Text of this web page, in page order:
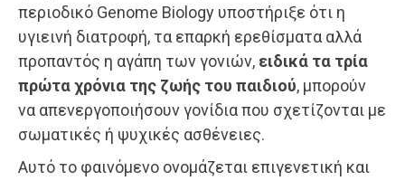
περιοδικό Genome Biology υποστήριξε ότι η
υγιεινή διατροφή, τα επαρκή ερεθίσματα αλλά
προπαντός η αγάπη των γονιών, ειδικά τα τρία
πρώτα χρόνια της ζωής του παιδιού, μπορούν
να απενεργοποιήσουν γονίδια που σχετίζονται με
σωματικές ή ψυχικές ασθένειες.
Αυτό το φαινόμενο ονομάζεται επιγενετική και